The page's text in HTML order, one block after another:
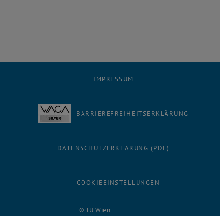
© TU Wien
IMPRESSUM
BARRIEREFREIHEITSERKLÄRUNG
DATENSCHUTZERKLÄRUNG (PDF)
COOKIEEINSTELLUNGEN